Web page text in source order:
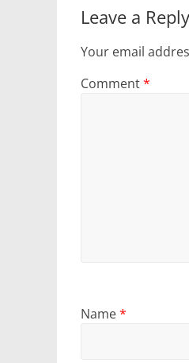
Leave a Reply
Your email
Comment*
Name*